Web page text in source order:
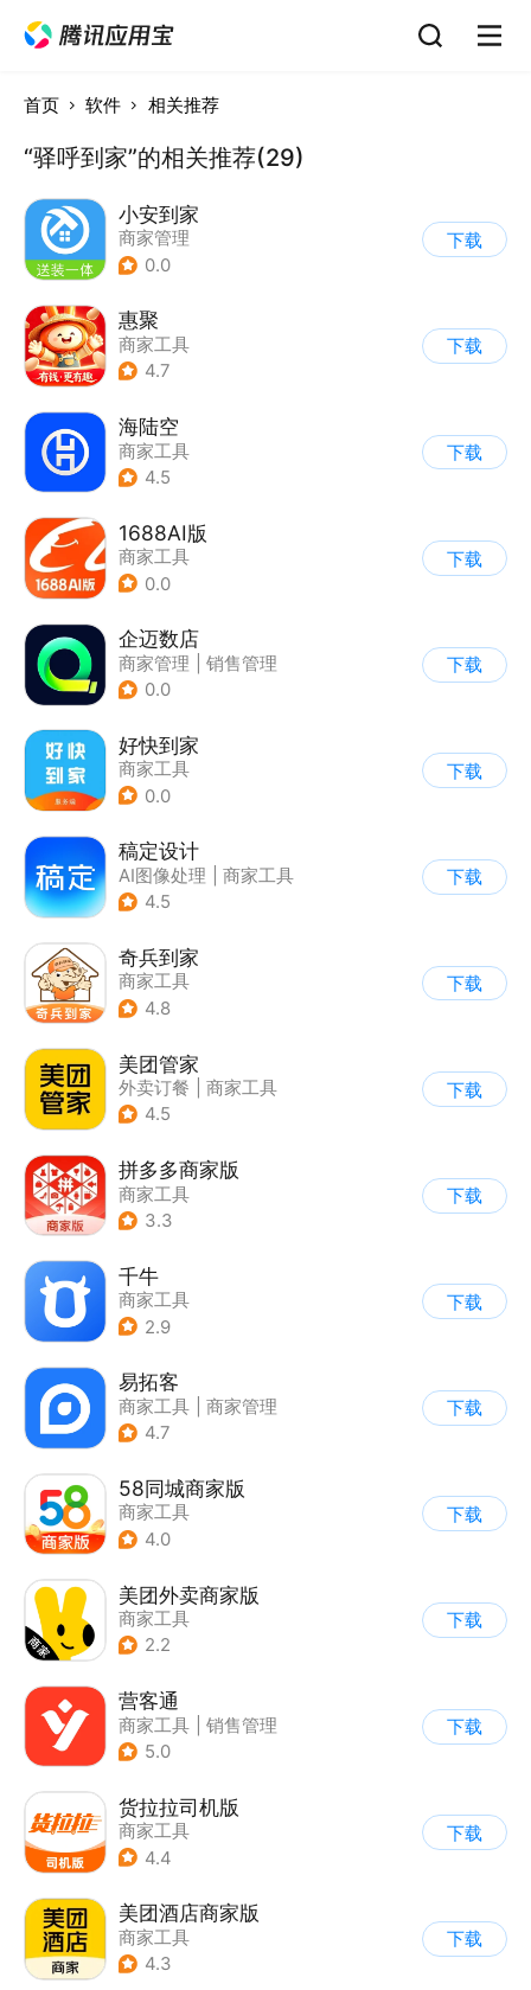
首页 软件 相关推荐
“驿呼到家”的相关推荐(29)
小安到家
商家管理
0.0
下载
惠聚
商家工具
4.7
下载
海陆空
商家工具
4.5
下载
1688AI版
商家工具
0.0
下载
企迈数店
商家管理
销售管理
0.0
下载
好快到家
商家工具
0.0
下载
稿定设计
AI图像处理
商家工具
4.5
下载
奇兵到家
商家工具
4.8
下载
美团管家
外卖订餐
商家工具
4.5
下载
拼多多商家版
商家工具
3.3
下载
千牛
商家工具
2.9
下载
易拓客
商家工具
商家管理
4.7
下载
58同城商家版
商家工具
4.0
下载
美团外卖商家版
商家工具
2.2
下载
营客通
商家工具
销售管理
5.0
下载
货拉拉司机版
商家工具
4.4
下载
美团酒店商家版
商家工具
4.3
下载